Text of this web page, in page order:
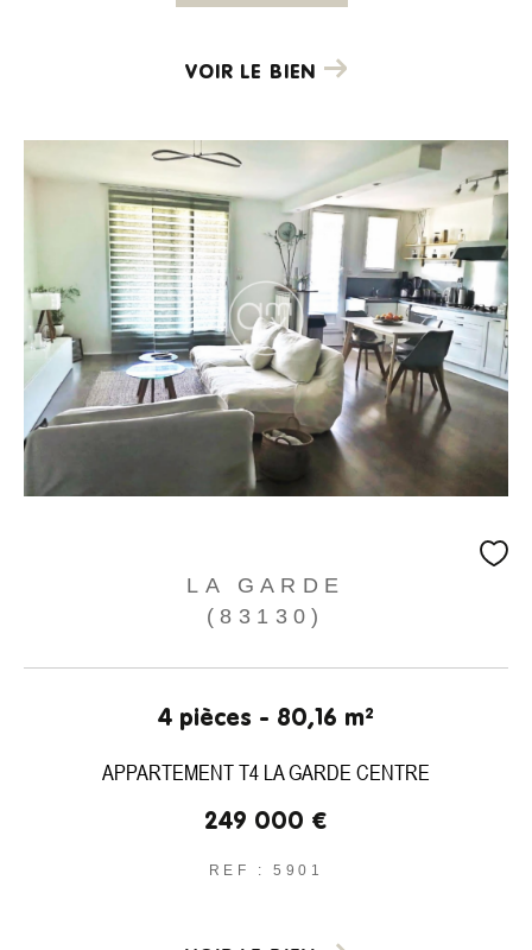
VOIR LE BIEN
LA GARDE
(83130)
4 pièces - 80,16 m²
APPARTEMENT T4 LA GARDE CENTRE
249 000 €
REF : 5901